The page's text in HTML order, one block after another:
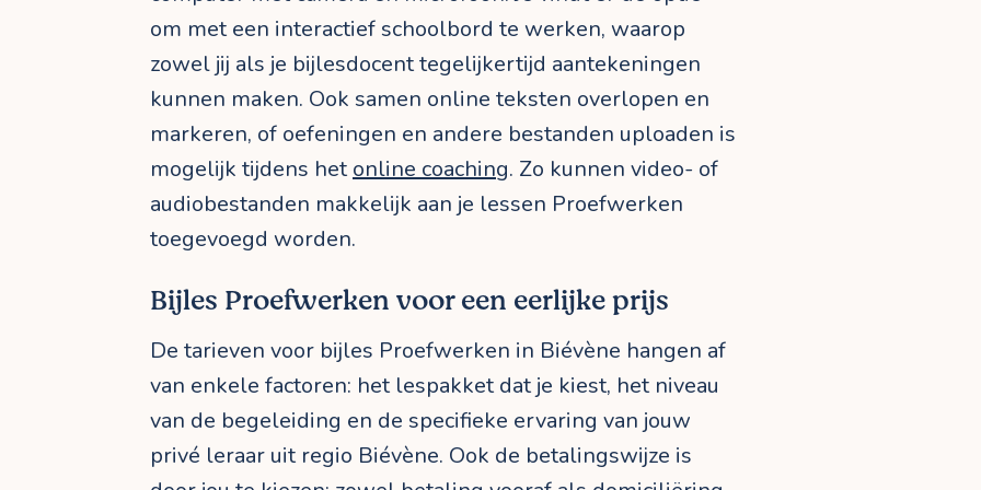
om met een interactief schoolbord te werken, waarop
zowel jij als je bijlesdocent tegelijkertijd aantekeningen
kunnen maken. Ook samen online teksten overlopen en
markeren, of oefeningen en andere bestanden uploaden is
mogelijk tijdens het online coaching. Zo kunnen video- of
audiobestanden makkelijk aan je lessen Proefwerken
toegevoegd worden.
Bijles Proefwerken voor een eerlijke prijs
De tarieven voor bijles Proefwerken in Biévène hangen af
van enkele factoren: het lespakket dat je kiest, het niveau
van de begeleiding en de specifieke ervaring van jouw
privé leraar uit regio Biévène. Ook de betalingswijze is